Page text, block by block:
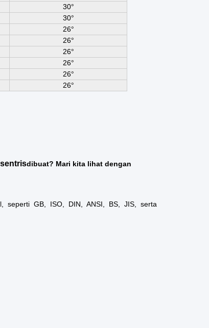
30°
30°
26°
26°
26°
26°
26°
26°
dibuat? Mari kita lihat dengan
seperti GB, ISO, DIN, ANSI, BS, JIS, serta